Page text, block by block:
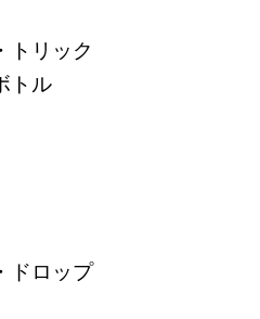
トリック
トル
ドロップ